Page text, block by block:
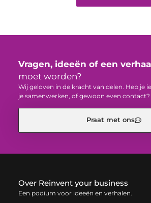
Vragen, ideeën of een
moet worden?
Wij geloven in de kracht van delen. Heb je
je samenwerken, of gewoon even contact?
Praat met ons
Over Reinvent your business
Een podium voor ideeën en verhalen.